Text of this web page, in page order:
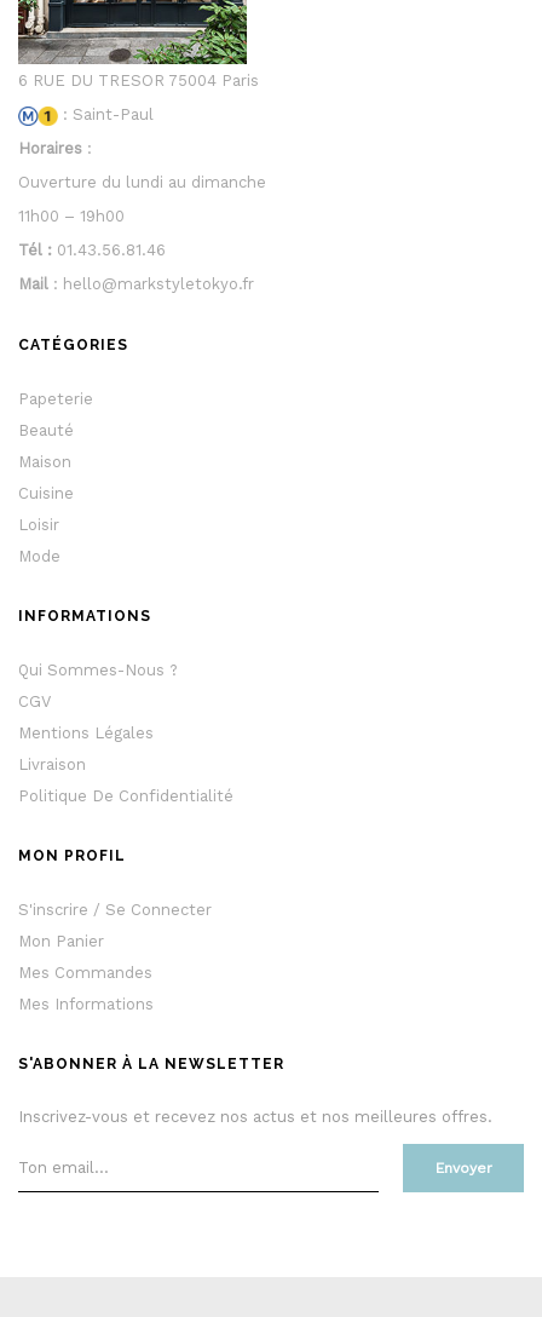
6 RUE DU TRESOR 75004 Paris
: Saint-Paul
Horaires :
Ouverture du lundi au dimanche
11h00 – 19h00
Tél : 01.43.56.81.46
Mail : hello@markstyletokyo.fr
CATÉGORIES
Papeterie
Beauté
Maison
Cuisine
Loisir
Mode
INFORMATIONS
Qui Sommes-Nous ?
CGV
Mentions Légales
Livraison
Politique De Confidentialité
MON PROFIL
S'inscrire / Se Connecter
Mon Panier
Mes Commandes
Mes Informations
S'ABONNER À LA NEWSLETTER
Inscrivez-vous et recevez nos actus et nos meilleures offres.
Envoyer